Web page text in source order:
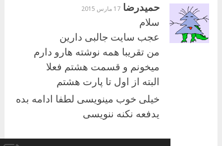
حمیدرضا 17 مارس 2015
سلام
عجب سایت جالبی دارین
من تقریبا همه نوشته هارو دارم
میخونم و قسمت هشتم فعلا
البته از اول تا پارت هشتم
خیلی خوب مینویسی لطفا ادامه بده
یدفعه نکنه ننویسی